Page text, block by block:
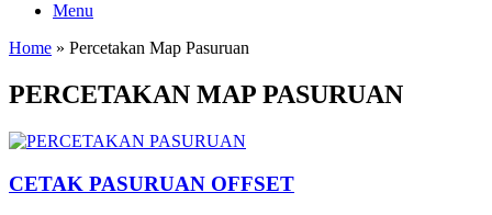
Menu
Home » Percetakan Map Pasuruan
PERCETAKAN MAP PASURUAN
CETAK PASURUAN OFFSET